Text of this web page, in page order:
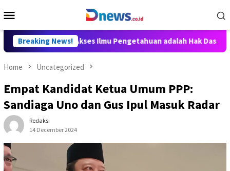
to
Menu
Breaking News!
Aditya: Akses Ilmu Pengetahuan adalah Hak Dasar Warga
Home Uncategorized
Empat Kandidat Ketua Umum PPP:
Sandiaga Uno dan Gus Ipul Masuk Radar
Redaksi
14 December 2024